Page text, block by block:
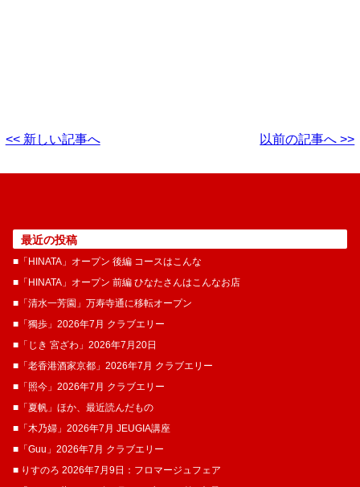
<< 新しい記事へ 以前の記事へ >>
最近の投稿
■「HINATA」オープン 後編 コースはこんな
■「HINATA」オープン 前編 ひなたさんはこんなお店
■「清水一芳園」万寿寺通に移転オープン
■「獨歩」2026年7月 クラブエリー
■「じき 宮ざわ」2026年7月20日
■「老香港酒家京都」2026年7月 クラブエリー
■「照今」2026年7月 クラブエリー
■「夏帆」ほか、最近読んだもの
■「木乃婦」2026年7月 JEUGIA講座
■「Guu」2026年7月 クラブエリー
■ りすのろ 2026年7月9日：フロマージュフェア